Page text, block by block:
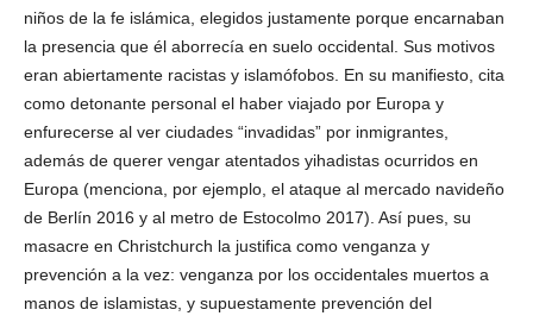
niños de la fe islámica, elegidos justamente porque encarnaban
la presencia que él aborrecía en suelo occidental. Sus motivos
eran abiertamente racistas y islamófobos. En su manifiesto, cita
como detonante personal el haber viajado por Europa y
enfurecerse al ver ciudades “invadidas” por inmigrantes,
además de querer vengar atentados yihadistas ocurridos en
Europa (menciona, por ejemplo, el ataque al mercado navideño
de Berlín 2016 y al metro de Estocolmo 2017). Así pues, su
masacre en Christchurch la justifica como venganza y
prevención a la vez: venganza por los occidentales muertos a
manos de islamistas, y supuestamente prevención del